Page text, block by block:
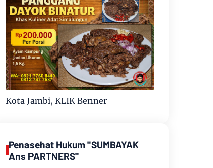
Kota Jambi, KLIK Benner
Penasehat Hukum "SUMBAYAK
Ans PARTNERS"